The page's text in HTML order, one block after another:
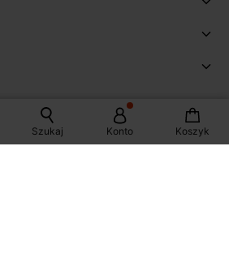
Szukaj Konto Koszyk